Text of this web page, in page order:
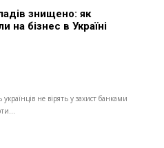
знищено: як
на бізнес в Україні